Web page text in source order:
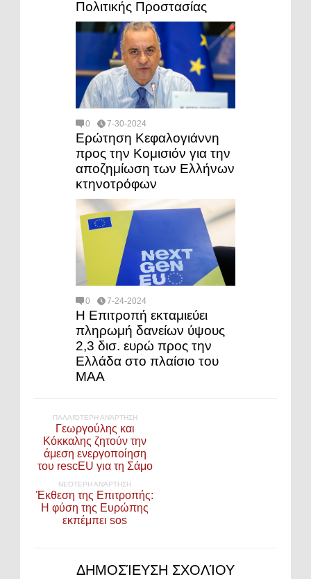
Πολιτικής Προστασίας
0 7-30-2024
Ερώτηση Κεφαλογιάννη
προς την Κομισιόν για την
αποζημίωση των Ελλήνων
κτηνοτρόφων
0 7-24-2024
Η Επιτροπή εκταμιεύει
πληρωμή δανείων ύψους
2,3 δισ. ευρώ προς την
Ελλάδα στο πλαίσιο του
ΜΑΑ
ΠΑΛΑΙΌΤΕΡΗ ΑΝΆΡΤΗΣΗ
Γεωργούλης και
Κόκκαλης ζητούν την
άμεση ενεργοποίηση
του rescEU για τη Σάμο
ΝΕΌΤΕΡΗ ΑΝΆΡΤΗΣΗ
Έκθεση της Επιτροπής:
Η φύση της Ευρώπης
εκπέμπει sos
ΔΗΜΟΣΊΕΥΣΗ ΣΧΟΛΊΟΥ